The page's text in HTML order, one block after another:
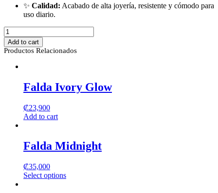
✨ Calidad: Acabado de alta joyería, resistente y cómodo para
uso diario.
Anillo
Sarai
quantity
Add to cart
Productos Relacionados
Falda Ivory Glow
₡23,900
Add to cart
Falda Midnight
₡35,000
Select options